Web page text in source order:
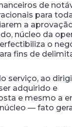
de
para
a
núcleo da
o
fins de
serviço, ao
adquirido e
e mesmo a
— fato